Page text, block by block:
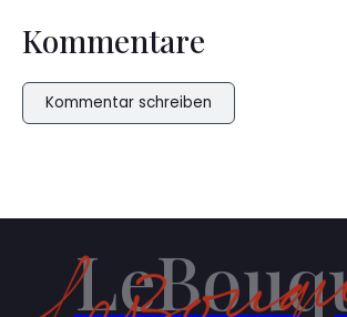
Kommentare
Kommentar schreiben